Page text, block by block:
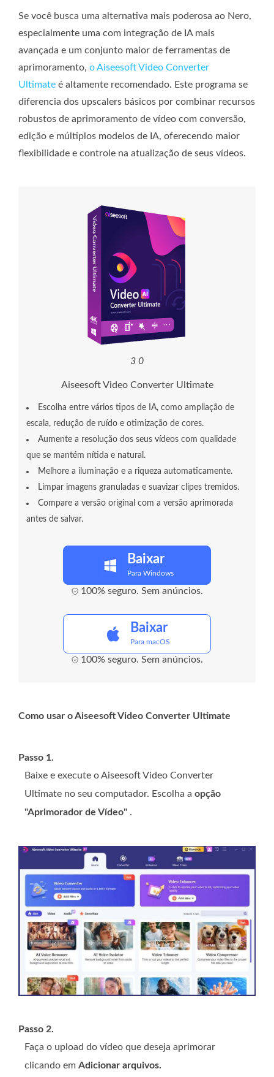
Se você busca uma alternativa mais poderosa ao Nero,
especialmente uma com integração de IA mais
avançada e um conjunto maior de ferramentas de
aprimoramento, o Aiseesoft Video Converter
Ultimate é altamente recomendado. Este programa se
diferencia dos upscalers básicos por combinar recursos
robustos de aprimoramento de vídeo com conversão,
edição e múltiplos modelos de IA, oferecendo maior
flexibilidade e controle na atualização de seus vídeos.
3 0
Aiseesoft Video Converter Ultimate
Escolha entre vários tipos de IA, como ampliação de
escala, redução de ruído e otimização de cores.
Aumente a resolução dos seus vídeos com qualidade
que se mantém nítida e natural.
Melhore a iluminação e a riqueza automaticamente.
Limpar imagens granuladas e suavizar clipes tremidos.
Compare a versão original com a versão aprimorada
antes de salvar.
Baixar
Para Windows
100% seguro. Sem anúncios.
Baixar
Para macOS
100% seguro. Sem anúncios.
Como usar o Aiseesoft Video Converter Ultimate
Passo 1.
Baixe e execute o Aiseesoft Video Converter
Ultimate no seu computador. Escolha a opção
"Aprimorador de Vídeo" .
Passo 2.
Faça o upload do vídeo que deseja aprimorar
clicando em Adicionar arquivos.